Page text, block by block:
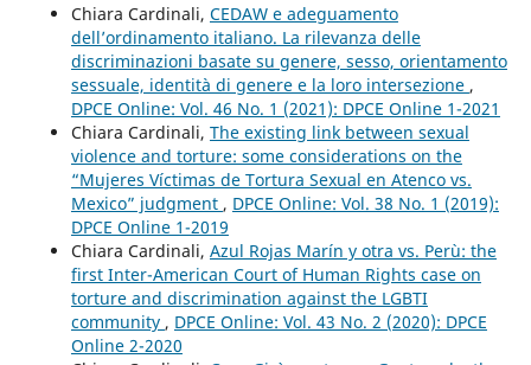
Chiara Cardinali, CEDAW e adeguamento
dell’ordinamento italiano. La rilevanza delle
discriminazioni basate su genere, sesso, orientamento
sessuale, identità di genere e la loro intersezione ,
DPCE Online: Vol. 46 No. 1 (2021): DPCE Online 1-2021
Chiara Cardinali, The existing link between sexual
violence and torture: some considerations on the
“Mujeres Víctimas de Tortura Sexual en Atenco vs.
Mexico” judgment , DPCE Online: Vol. 38 No. 1 (2019):
DPCE Online 1-2019
Chiara Cardinali, Azul Rojas Marín y otra vs. Perù: the
first Inter-American Court of Human Rights case on
torture and discrimination against the LGBTI
community , DPCE Online: Vol. 43 No. 2 (2020): DPCE
Online 2-2020